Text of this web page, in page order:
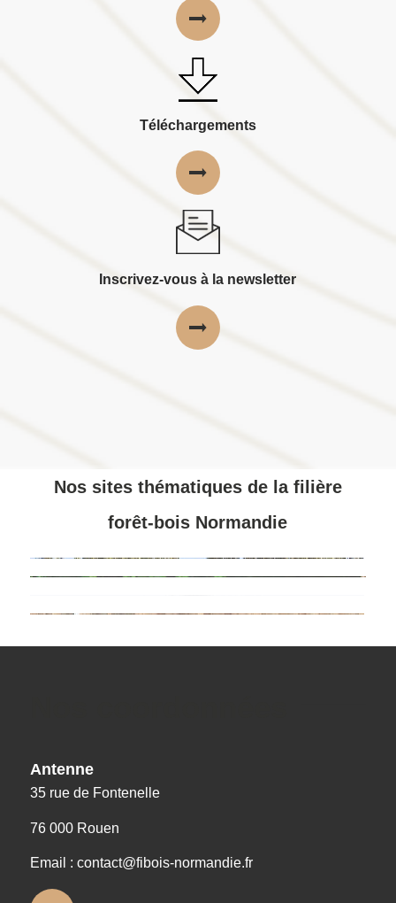
Téléchargements
Inscrivez-vous à la newsletter
Nos sites thématiques de la filière
forêt-bois Normandie
Antenne
35 rue de Fontenelle
76 000 Rouen
Email : contact@fibois-normandie.fr